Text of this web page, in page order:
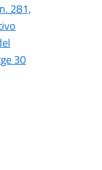
281,
30